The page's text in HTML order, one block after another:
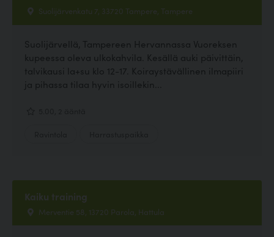
Suolijärvenkatu 7, 33720 Tampere, Tampere
Suolijärvellä, Tampereen Hervannassa Vuoreksen
kupeessa oleva ulkokahvila. Kesällä auki päivittäin,
talvikausi la+su klo 12-17. Koiraystävällinen ilmapiiri
ja pihassa tilaa hyvin isoillekin...
Kaiku training
Merventie 58, 13720 Parola, Hattula